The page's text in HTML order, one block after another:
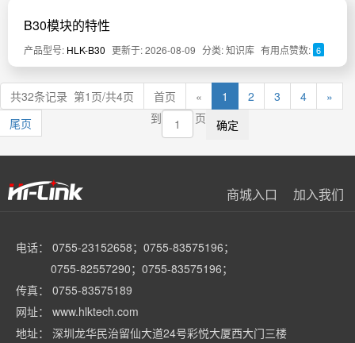
B30模块的特性
产品型号: HLK-B30 更新于: 2026-08-09 分类: 知识库 有用点赞数: 6
共32条记录 第1页/共4页 首页 « 1 2 3 4
»
尾页
到 页
商城入口 加入我们
电话： 0755-23152658；0755-83575196；
0755-82557290；0755-83575196；
传真： 0755-83575189
网址： www.hlktech.com
地址： 深圳龙华民治留仙大道24号彩悦大厦西大门三楼